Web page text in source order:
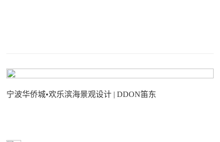
宁波华侨城•欢乐滨海景观设计 | DDON笛东